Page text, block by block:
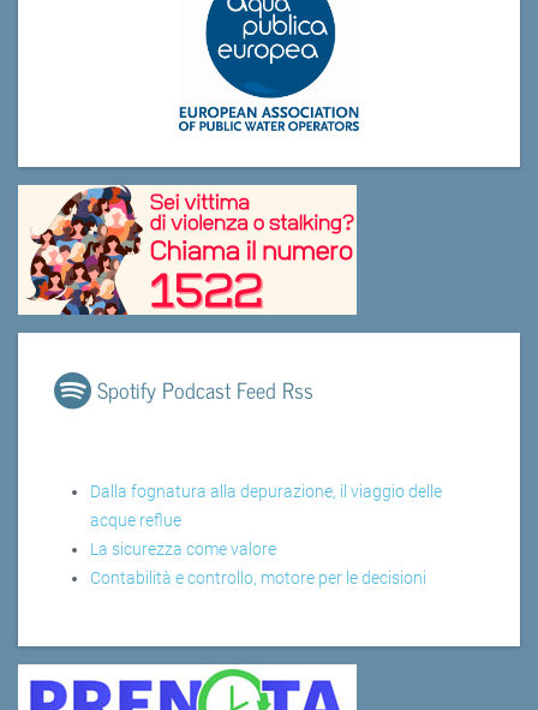
Spotify Podcast Feed Rss
Dalla fognatura alla depurazione, il viaggio delle
acque reflue
La sicurezza come valore
Contabilità e controllo, motore per le decisioni